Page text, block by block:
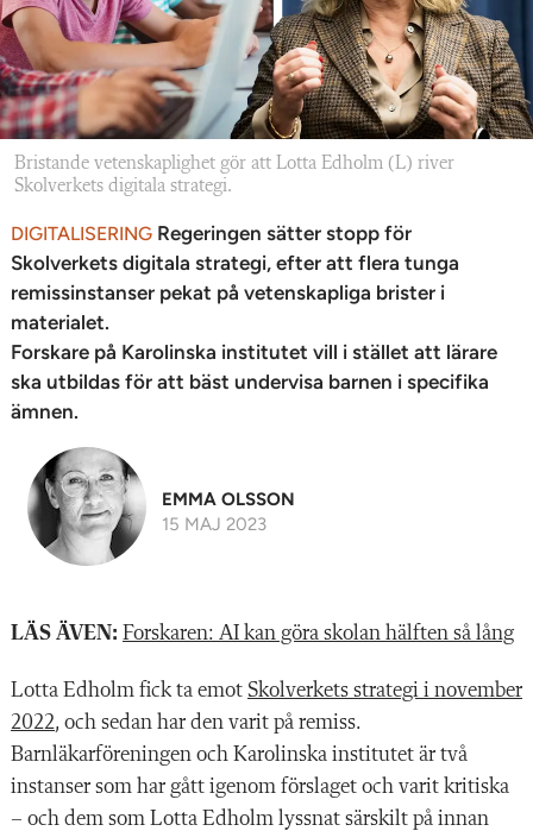
Bristande vetenskaplighet gör att Lotta Edholm (L) river
Skolverkets digitala strategi.
DIGITALISERING Regeringen sätter stopp för
Skolverkets digitala strategi, efter att flera tunga
remissinstanser pekat på vetenskapliga brister i
materialet.
Forskare på Karolinska institutet vill i stället att lärare
ska utbildas för att bäst undervisa barnen i specifika
ämnen.
EMMA OLSSON
15 MAJ 2023
LÄS ÄVEN: Forskaren: AI kan göra skolan hälften så lång
Lotta Edholm fick ta emot Skolverkets strategi i november
2022, och sedan har den varit på remiss.
Barnläkarföreningen och Karolinska institutet är två
instanser som har gått igenom förslaget och varit kritiska
­­­– och dem som Lotta Edholm lyssnat särskilt på innan